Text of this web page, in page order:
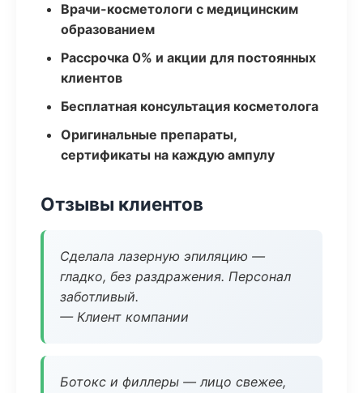
Врачи-косметологи с медицинским
образованием
Рассрочка 0% и акции для постоянных
клиентов
Бесплатная консультация косметолога
Оригинальные препараты,
сертификаты на каждую ампулу
Отзывы клиентов
Сделала лазерную эпиляцию —
гладко, без раздражения. Персонал
заботливый.
— Клиент компании
Ботокс и филлеры — лицо свежее,